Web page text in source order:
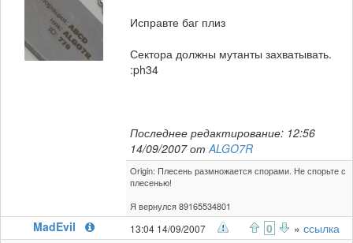
Исправте баг плиз
Сектора должны мутанты захватывать.
:ph34
Последнее редактирование: 12:56
14/09/2007 отALGO7R
Origin: Плесень размножается спорами. Не спорьте с
плесенью!
Я вернулся 89165534801
MadEvil 13:04 14/09/2007 0 » ссылка